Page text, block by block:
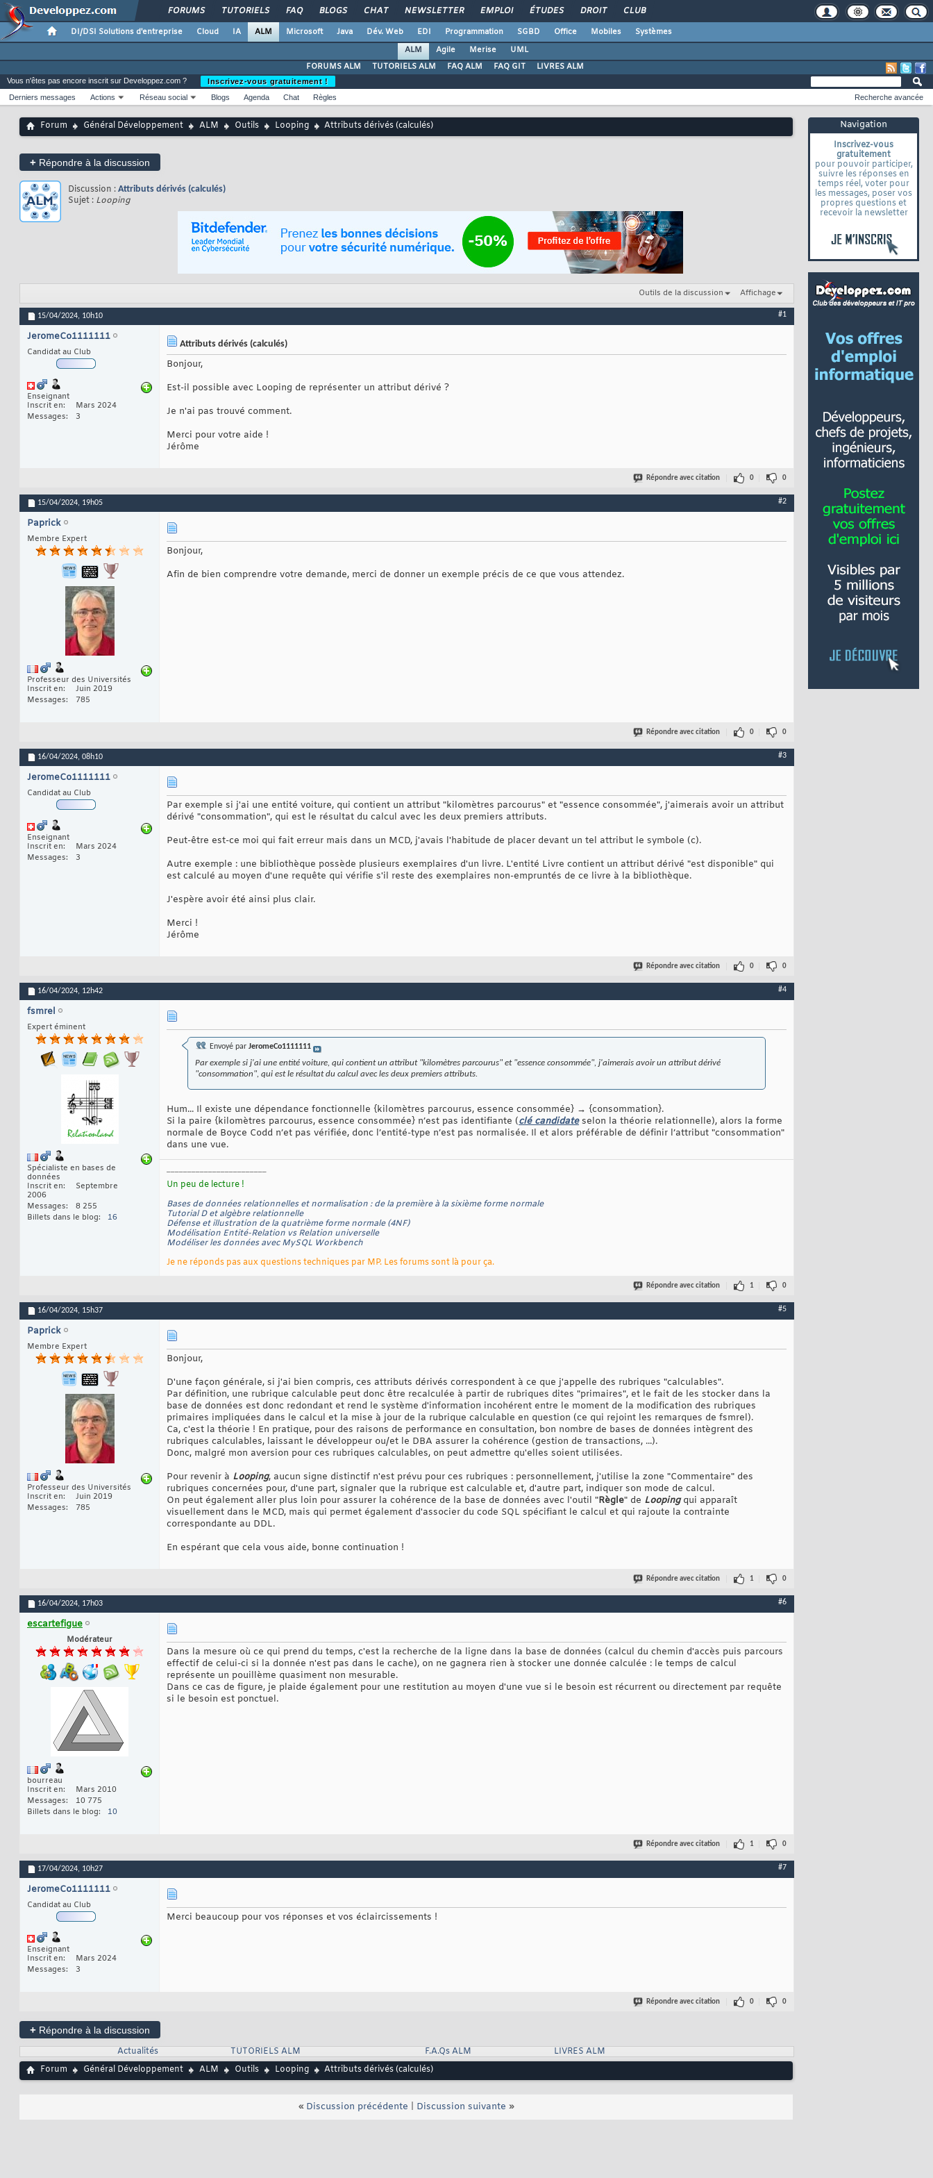
FORUMS TUTORIELS FAQ BLOGS CHAT NEWSLETTER EMPLOI ÉTUDES DROIT CLUB
DI/DSI Solutions d'entreprise Cloud IA ALM Microsoft Java Dév. Web EDI Programmation SGBD Office Mobiles
Systèmes
ALM
Agile Merise
UML
FORUMS ALM
TUTORIELS ALM FAQ ALM FAQ GIT LIVRES ALM
Navigation
Inscrivez-vous
gratuitement
pour pouvoir participer,
suivre les réponses en
temps réel, voter pour
les messages, poser vos
propres questions et
recevoir la newsletter
Vous n'êtes pas encore inscrit sur Developpez.com ?
Inscrivez-vous gratuitement !
Derniers messages
Actions Réseau social Blogs Agenda Chat Règles Recherche avancée
Forum Général Développement ALM Outils Looping Attributs dérivés (calculés)
+ Répondre à la discussion
Discussion : Attributs dérivés (calculés)
Sujet : Looping
Outils de la discussion Affichage
15/04/2024, 10h10 #1
JeromeCo1111111
Candidat au Club
Enseignant
Inscrit en
Mars 2024
Messages
3
Attributs dérivés (calculés)
Bonjour,
Est-il possible avec Looping de représenter un attribut dérivé ?
Je n'ai pas trouvé comment.
Merci pour votre aide !
Jérôme
Répondre avec citation 0 0
15/04/2024, 19h05 #2
Paprick
Membre Expert
Professeur des Universités
Inscrit en
Juin 2019
Messages
785
Bonjour,
Afin de bien comprendre votre demande, merci de donner un exemple précis de ce que vous attendez.
Répondre avec citation 0 0
16/04/2024, 08h10 #3
JeromeCo1111111
Candidat au Club
Enseignant
Inscrit en
Mars 2024
Messages
3
Par exemple si j'ai une entité voiture, qui contient un attribut "kilomètres parcourus" et "essence consommée", j'aimerais avoir un attribut
dérivé "consommation", qui est le résultat du calcul avec les deux premiers attributs.
Peut-être est-ce moi qui fait erreur mais dans un MCD, j'avais l'habitude de placer devant un tel attribut le symbole (c).
Autre exemple : une bibliothèque possède plusieurs exemplaires d'un livre. L'entité Livre contient un attribut dérivé "est disponible" qui
est calculé au moyen d'une requête qui vérifie s'il reste des exemplaires non-empruntés de ce livre à la bibliothèque.
J'espère avoir été ainsi plus clair.
Merci !
Jérôme
Répondre avec citation 0 0
16/04/2024, 12h42 #4
fsmrel
Expert éminent
Spécialiste en bases de
données
Inscrit en
Septembre
2006
Messages
8 255
Billets dans le blog
16
Envoyé par JeromeCo1111111
Par exemple si j'ai une entité voiture, qui contient un attribut "kilomètres parcourus" et "essence consommée", j'aimerais avoir un attribut dérivé
"consommation", qui est le résultat du calcul avec les deux premiers attributs.
Hum... Il existe une dépendance fonctionnelle {kilomètres parcourus, essence consommée} → {consommation}.
Si la paire {kilomètres parcourus, essence consommée} n’est pas identifiante (clé candidateselon la théorie relationnelle), alors la forme
normale de Boyce Codd n’et pas vérifiée, donc l’entité-type n’est pas normalisée. Il et alors préférable de définir l’attribut "consommation"
dans une vue.
‒‒‒‒‒‒‒‒‒‒‒‒‒‒‒‒‒‒‒‒‒‒‒‒
Un peu de lecture !
Bases de données relationnelles et normalisation : de la première à la sixième forme normale
Tutorial D et algèbre relationnelle
Défense et illustration de la quatrième forme normale (4NF)
Modélisation Entité-Relation vs Relation universelle
Modéliser les données avec MySQL Workbench
Je ne réponds pas aux questions techniques par MP. Les forums sont là pour ça.
Répondre avec citation 1 0
16/04/2024, 15h37 #5
Paprick
Membre Expert
Professeur des Universités
Inscrit en
Juin 2019
Messages
785
Bonjour,
D'une façon générale, si j'ai bien compris, ces attributs dérivés correspondent à ce que j'appelle des rubriques "calculables".
Par définition, une rubrique calculable peut donc être recalculée à partir de rubriques dites "primaires", et le fait de les stocker dans la
base de données est donc redondant et rend le système d'information incohérent entre le moment de la modification des rubriques
primaires impliquées dans le calcul et la mise à jour de la rubrique calculable en question (ce qui rejoint les remarques de fsmrel).
Ca, c'est la théorie ! En pratique, pour des raisons de performance en consultation, bon nombre de bases de données intègrent des
rubriques calculables, laissant le développeur ou/et le DBA assurer la cohérence (gestion de transactions, ...).
Donc, malgré mon aversion pour ces rubriques calculables, on peut admettre qu'elles soient utilisées.
Pour revenir à Looping, aucun signe distinctif n'est prévu pour ces rubriques : personnellement, j'utilise la zone "Commentaire" des
rubriques concernées pour, d'une part, signaler que la rubrique est calculable et, d'autre part, indiquer son mode de calcul.
On peut également aller plus loin pour assurer la cohérence de la base de données avec l'outil "Règle" de Loopingqui apparaît
visuellement dans le MCD, mais qui permet également d'associer du code SQL spécifiant le calcul et qui rajoute la contrainte
correspondante au DDL.
En espérant que cela vous aide, bonne continuation !
Répondre avec citation 1 0
16/04/2024, 17h03 #6
escartefigue
Modérateur
bourreau
Inscrit en
Mars 2010
Messages
10 775
Billets dans le blog
10
Dans la mesure où ce qui prend du temps, c'est la recherche de la ligne dans la base de données (calcul du chemin d'accès puis parcours
effectif de celui-ci si la donnée n'est pas dans le cache), on ne gagnera rien à stocker une donnée calculée : le temps de calcul
représente un pouillème quasiment non mesurable.
Dans ce cas de figure, je plaide également pour une restitution au moyen d'une vue si le besoin est récurrent ou directement par requête
si le besoin est ponctuel.
Répondre avec citation 1 0
17/04/2024, 10h27 #7
JeromeCo1111111
Candidat au Club
Enseignant
Inscrit en
Mars 2024
Messages
3
Merci beaucoup pour vos réponses et vos éclaircissements !
Répondre avec citation 0 0
+ Répondre à la discussion
Actualités
TUTORIELS ALM F.A.Qs ALM
LIVRES ALM
Forum
Général Développement ALM Outils Looping Attributs dérivés (calculés)
« Discussion précédente Discussion suivante »